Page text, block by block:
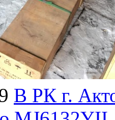
В РК г.